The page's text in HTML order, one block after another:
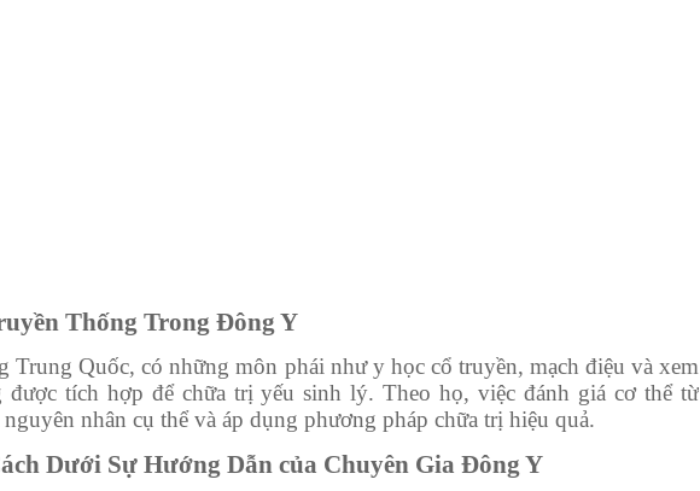
Thống Trong Đông Y
Trung Quốc, có những môn phái như y học cổ truyền, mạch điệu và xem
tích hợp để chữa trị yếu sinh lý. Theo họ, việc đánh giá cơ thể từ
nhân cụ thể và áp dụng phương pháp chữa trị hiệu quả.
Dưới Sự Hướng Dẫn của Chuyên Gia Đông Y